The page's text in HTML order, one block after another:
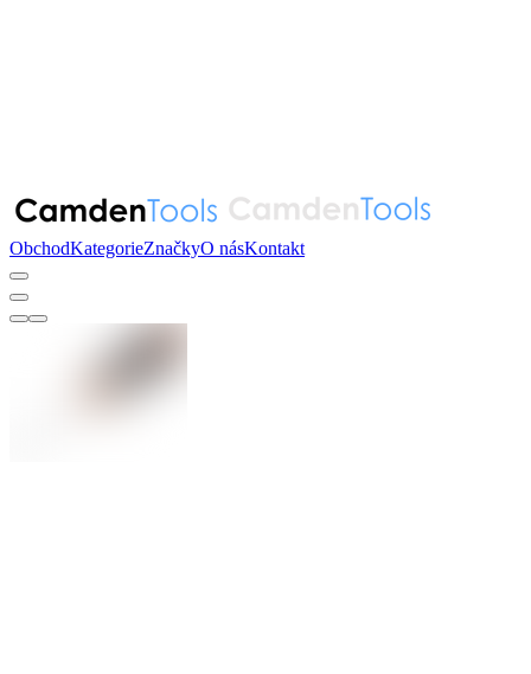
ObchodKategorieZnačkyO násKontakt